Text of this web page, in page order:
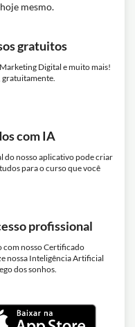
mesmo.
gratuitos
Digital e muito mais!
gratuitamente.
com IA
do nosso aplicativo pode criar
para o curso que você
profissional
nosso Certificado
nossa Inteligência Artificial
dos sonhos.